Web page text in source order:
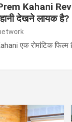
Kahani
देखने लायक है?
एक रोमांटिक फिल्म